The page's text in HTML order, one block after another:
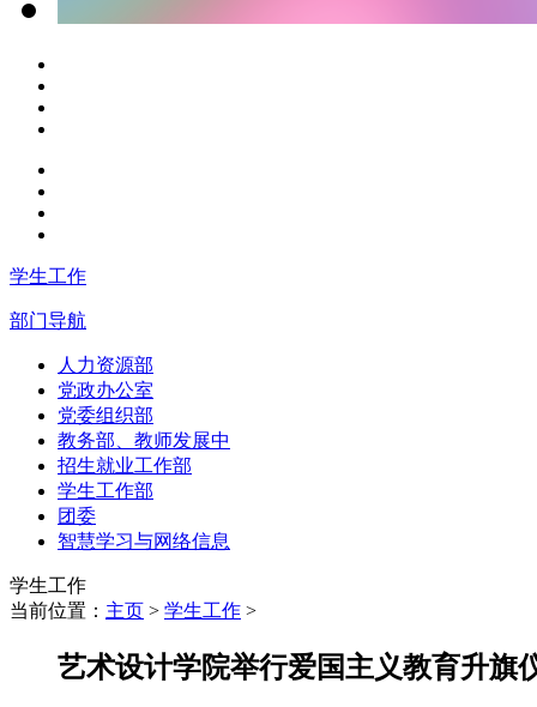
学生工作
部门导航
人力资源部
党政办公室
党委组织部
教务部、教师发展中
招生就业工作部
学生工作部
团委
智慧学习与网络信息
学生工作
当前位置： 主页 > 学生工作 >
艺术设计学院举行爱国主义教育升旗